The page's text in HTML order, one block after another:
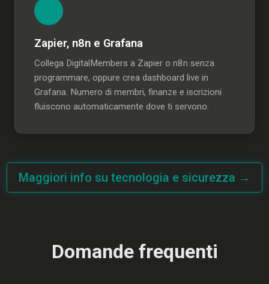
Zapier, n8n e Grafana
Collega DigitalMembers a Zapier o n8n senza
programmare, oppure crea dashboard live in
Grafana. Numero di membri, finanze e iscrizioni
fluiscono automaticamente dove ti servono.
Maggiori info su tecnologia e sicurezza →
Domande frequenti